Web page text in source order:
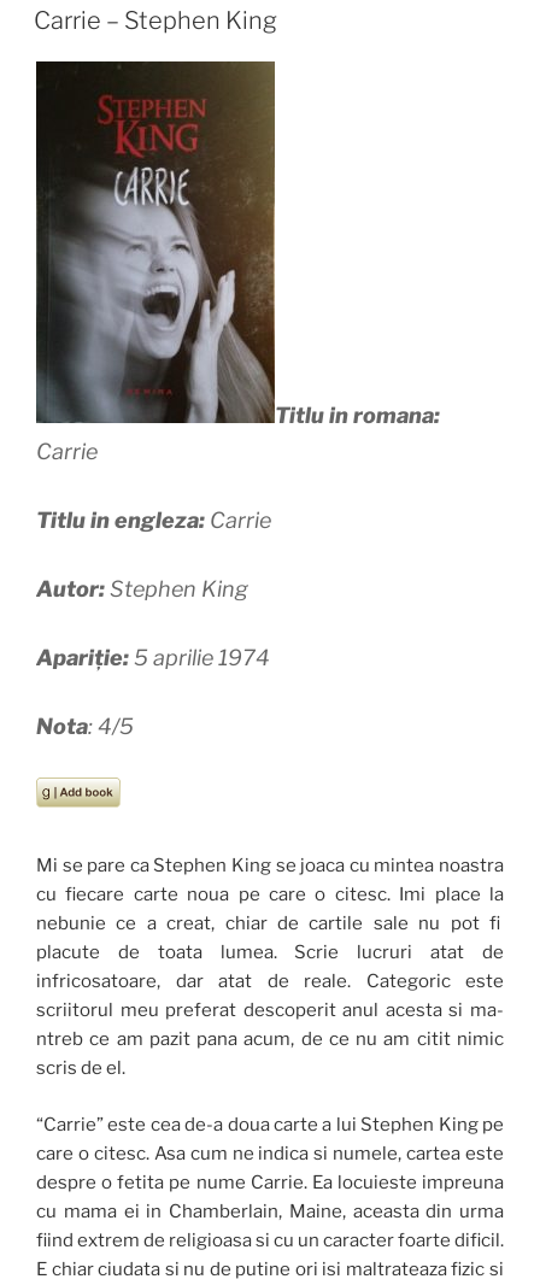
ON
Carrie – Stephen King
Titlu in romana:
Carrie
Titlu in engleza: Carrie
Autor:Stephen King
Apariție:5 aprilie 1974
Nota: 4/5
Mi se pare ca Stephen King se joaca cu mintea noastra
cu fiecare carte noua pe care o citesc. Imi place la
nebunie ce a creat, chiar de cartile sale nu pot fi
placute de toata lumea. Scrie lucruri atat de
infricosatoare, dar atat de reale. Categoric este
scriitorul meu preferat descoperit anul acesta si ma-
ntreb ce am pazit pana acum, de ce nu am citit nimic
scris de el.
“Carrie” este cea de-a doua carte a lui Stephen King pe
care o citesc. Asa cum ne indica si numele, cartea este
despre o fetita pe nume Carrie. Ea locuieste impreuna
cu mama ei in Chamberlain, Maine, aceasta din urma
fiind extrem de religioasa si cu un caracter foarte dificil.
E chiar ciudata si nu de putine ori isi maltrateaza fizic si